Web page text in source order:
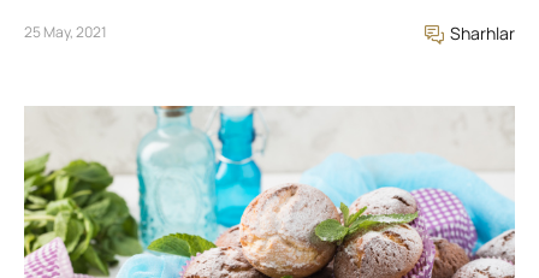
25 May, 2021 Sharhlar